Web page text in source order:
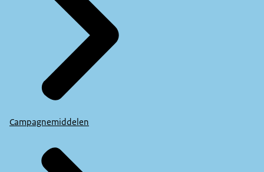
Campagnemiddelen